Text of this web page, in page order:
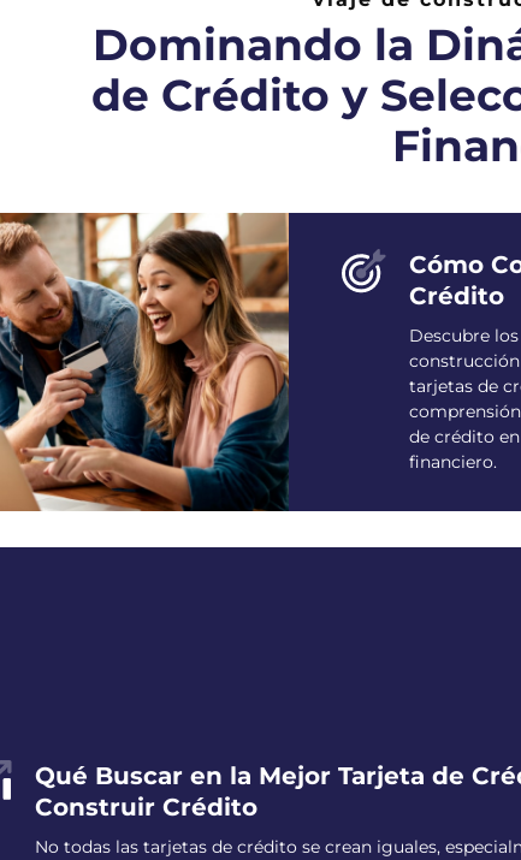
Dominando la
de Crédito y
Cómo
Crédito
Descubre
tarjetas de
de crédito
financiero.
Qué Buscar en la Mejor Tarjeta de
Construir Crédito
No todas las tarjetas de crédito se crean iguales,